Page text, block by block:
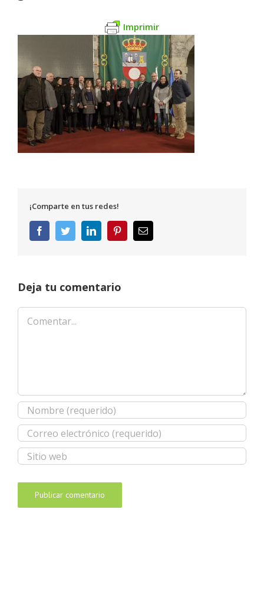
Imprimir
¡Comparte en tus redes!
FacebookTwitterLinkedInPinterestCorreo
electrónico
Deja tu comentario
Comentar